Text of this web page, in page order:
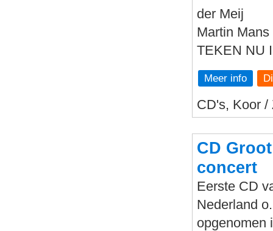
der Meij
Martin Mans
TEKEN NU
Meer info
CD's, Koor /
CD
concert
Eerste CD
Nederland
opgenomen